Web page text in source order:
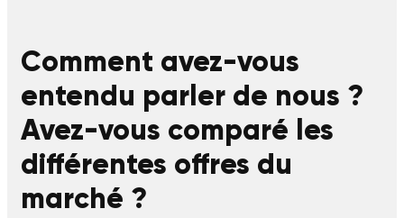
Comment avez-vous
entendu parler de nous ?
Avez-vous comparé les
différentes offres du
marché ?